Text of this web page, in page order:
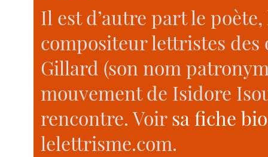
Il est d’autre part le
compositeur lettristes des
Gillard (son nom
mouvement de Isidore
rencontre. Voirsa fiche
lelettrisme.com.